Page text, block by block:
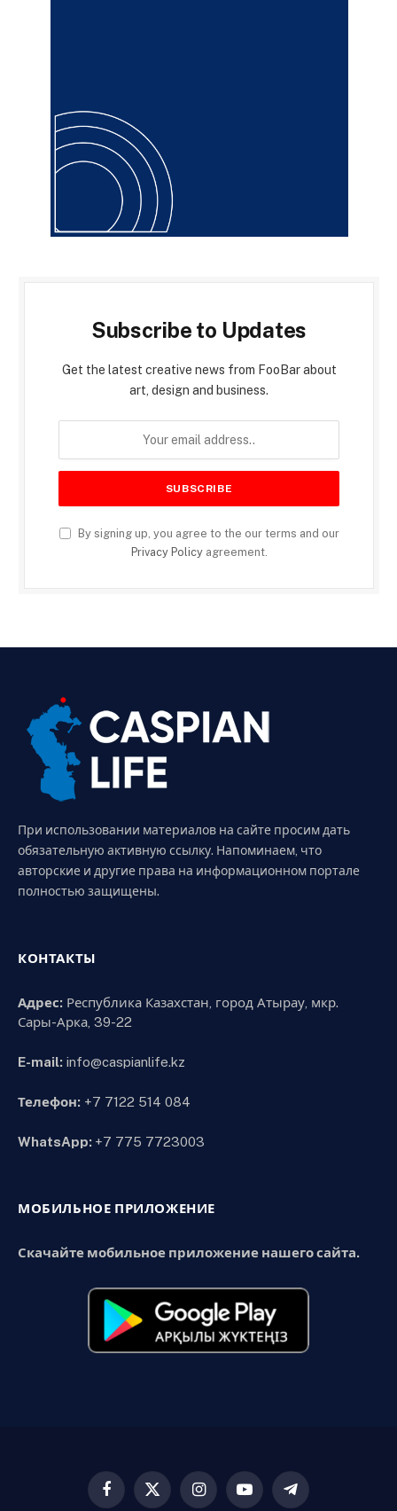
Subscribe to Updates
Get the latest creative news from FooBar about
art, design and business.
By signing up, you agree to the our terms and our
Privacy Policyagreement.
При использовании материалов на сайте просим дать
обязательную активную ссылку. Напоминаем, что
авторские и другие права на информационном портале
полностью защищены.
КОНТАКТЫ
Адрес: Республика Казахстан, город Атырау, мкр.
Сары-Арка, 39-22
E-mail: info@caspianlife.kz
Телефон: +7 7122 514 084
WhatsApp: +7 775 7723003
МОБИЛЬНОЕ ПРИЛОЖЕНИЕ
Скачайте мобильное приложение нашего сайта.
Facebook
X
InstagramYouTubeTelegram